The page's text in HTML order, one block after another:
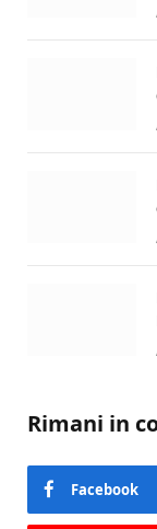
Rimani in
Facebook